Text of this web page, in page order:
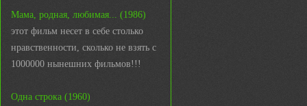
Мама, родная, любимая... (1986)
этот фильм несет в себе столько
нравственности, сколько не взять с
1000000 нынешних фильмов!!!
Одна строка (1960)